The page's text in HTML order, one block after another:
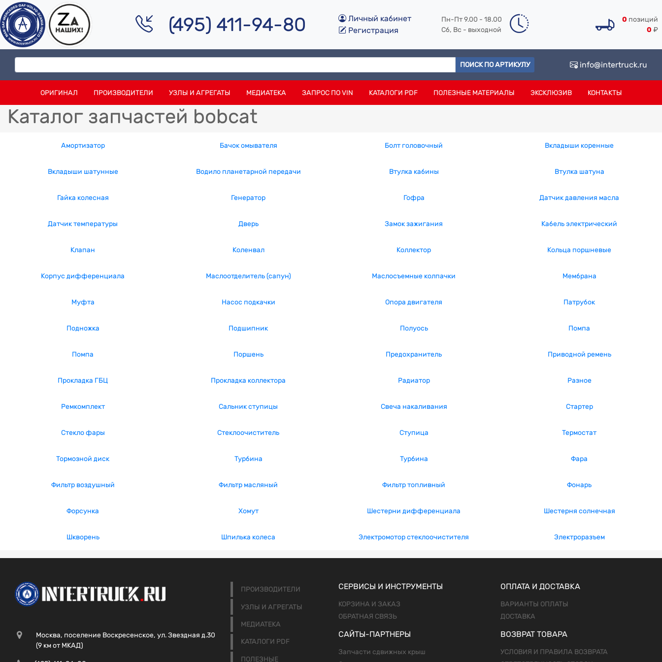
(495) 411-94-80
Личный кабинет
Регистрация
Пн-Пт 9.00 - 18.00
Сб, Вс - выходной
0 позиций
0 ₽
ПОИСК ПО АРТИКУЛУ info@intertruck.ru
ОРИГИНАЛ ПРОИЗВОДИТЕЛИ УЗЛЫ И АГРЕГАТЫ МЕДИАТЕКА ЗАПРОС ПО VIN КАТАЛОГИ PDF ПОЛЕЗНЫЕ МАТЕРИАЛЫ ЭКСКЛЮЗИВ КОНТАКТЫ
Каталог запчастей bobcat
Амортизатор Бачок омывателя Болт головочный Вкладыши коренные
Вкладыши шатунные Водило планетарной передачи Втулка кабины Втулка шатуна
Гайка колесная Генератор Гофра Датчик давления масла
Датчик температуры Дверь Замок зажигания Кабель электрический
Клапан Коленвал Коллектор Кольца поршневые
Корпус дифференциала Маслоотделитель (сапун) Маслосъемные колпачки Мембрана
Муфта Насос подкачки Опора двигателя Патрубок
Подножка Подшипник Полуось Помпа
Помпа Поршень Предохранитель Приводной ремень
Прокладка ГБЦ Прокладка коллектора Радиатор Разное
Ремкомплект Сальник ступицы Свеча накаливания Стартер
Стекло фары Стеклоочиститель Ступица Термостат
Тормозной диск Турбина Турбина Фара
Фильтр воздушный Фильтр масляный Фильтр топливный Фонарь
Форсунка Хомут Шестерни дифференциала Шестерня солнечная
Шкворень Шпилька колеса Электромотор стеклоочистителя Электроразъем
Москва, поселение Воскресенское, ул. Звездная д.30
(9 км от МКАД)
ПРОИЗВОДИТЕЛИ
УЗЛЫ И АГРЕГАТЫ
МЕДИАТЕКА
КАТАЛОГИ PDF
ПОЛЕЗНЫЕ
СЕРВИСЫ И ИНСТРУМЕНТЫ
КОРЗИНА И ЗАКАЗ
ОБРАТНАЯ СВЯЗЬ
САЙТЫ-ПАРТНЕРЫ
Запчасти сдвижных крыш
ОПЛАТА И ДОСТАВКА
ВАРИАНТЫ ОПЛАТЫ
ДОСТАВКА
ВОЗВРАТ ТОВАРА
УСЛОВИЯ И ПРАВИЛА ВОЗВРАТА